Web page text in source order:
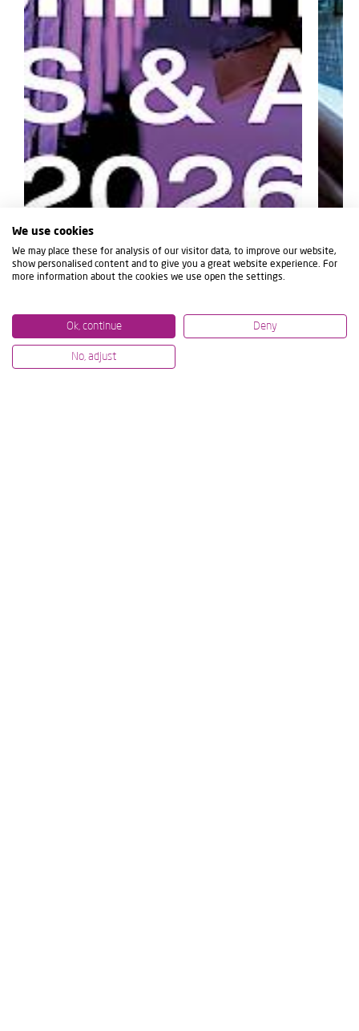
We use cookies
We may place these for analysis of our visitor data, to improve our website,
show personalised content and to give you a great website experience. For
more information about the cookies we use open the settings.
Ok, continue Deny
No, adjust